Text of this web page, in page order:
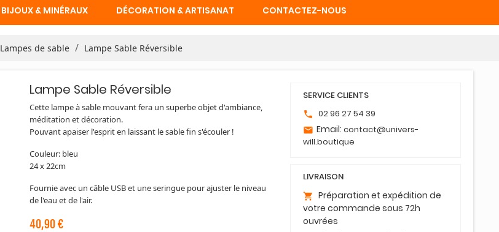
BIJOUX & MINÉRAUX DÉCORATION & ARTISANAT CONTACTEZ-NOUS
Lampes de sable Lampe Sable Réversible
Lampe Sable Réversible
Cette lampe à sable mouvant fera un superbe objet d'ambiance,
méditation et décoration.
Pouvant apaiser l'esprit en laissant le sable fin s'écouler !
Couleur: bleu
24 x 22cm
Fournie avec un câble USB et une seringue pour ajuster le niveau
de l'eau et de l'air.
40,90 €
SERVICE CLIENTS
phone 02 96 27 54 39
email Email: contact@univers-
will.boutique
LIVRAISON
shopping_cart
Préparation et expédition de
votre commande sous 72h
ouvrées